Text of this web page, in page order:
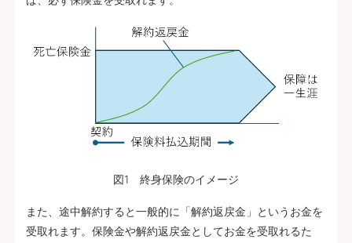
図1 終身保険のイメージ
また、途中解約すると一般的に「解約返戻金」というお金を
受取れます。保険金や解約返戻金としてお金を受取れるた